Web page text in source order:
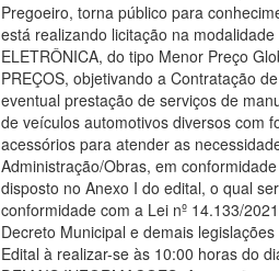
Pregoeiro, torna público para
está realizando licitação na
ELETRÔNICA, do tipo Menor Preço
PREÇOS, objetivando a Contratação
eventual prestação de serviços de
de veículos automotivos diversos com
acessórios para atender as
Administração/Obras, em
disposto no Anexo I do edital, o qual
conformidade com a Lei nº 14.133/
Decreto Municipal e demais
Edital à realizar-se às 10:00 horas do